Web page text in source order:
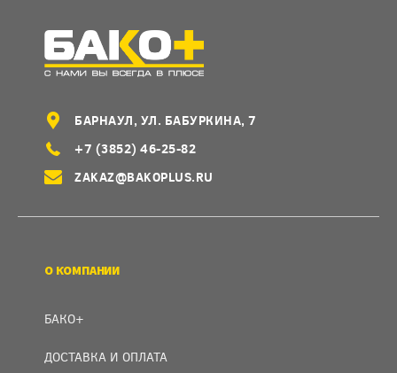
БАРНАУЛ, УЛ. БАБУРКИНА, 7
+7 (3852) 46-25-82
ZAKAZ@BAKOPLUS.RU
О КОМПАНИИ
БАКО+
ДОСТАВКА И ОПЛАТА